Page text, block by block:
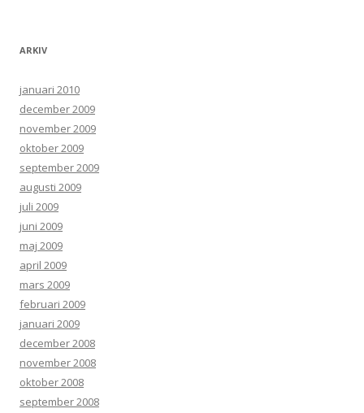
ARKIV
januari 2010
december 2009
november 2009
oktober 2009
september 2009
augusti 2009
juli 2009
juni 2009
maj 2009
april 2009
mars 2009
februari 2009
januari 2009
december 2008
november 2008
oktober 2008
september 2008